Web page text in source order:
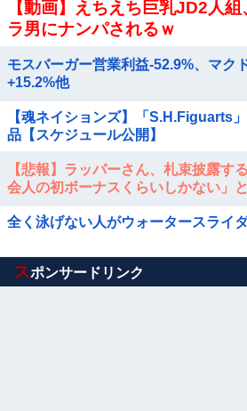
【動画】えちえち巨乳JD2人
ラ男にナンパされるｗ
モスバーガー営業利益-52.9%、マク
+15.2%他
【魂ネイションズ】「S.H.Figuarts
品【スケジュール公開】
【悲報】ラッパーさん、札束披露す
会人の初ボーナスくらいしかない」
全く泳げない人がウォータースライ
Powered by livedoor 相互RSS
スポンサードリンク